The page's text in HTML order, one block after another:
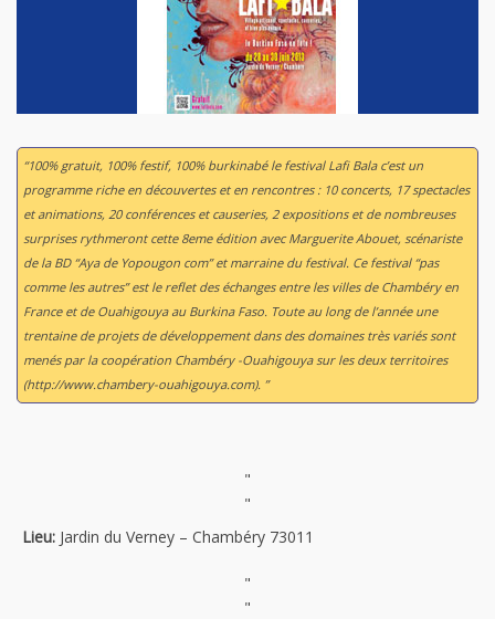
“100% gratuit, 100% festif, 100% burkinabé le festival Lafi Bala c’est un
programme riche en découvertes et en rencontres : 10 concerts, 17 spectacles
et animations, 20 conférences et causeries, 2 expositions et de nombreuses
surprises rythmeront cette 8eme édition avec Marguerite Abouet, scénariste
de la BD “Aya de Yopougon com” et marraine du festival. Ce festival “pas
comme les autres” est le reflet des échanges entre les villes de Chambéry en
France et de Ouahigouya au Burkina Faso. Toute au long de l’année une
trentaine de projets de développement dans des domaines très variés sont
menés par la coopération Chambéry -Ouahigouya sur les deux territoires
(http://www.chambery-ouahigouya.com). ”
"
"
Lieu: Jardin du Verney – Chambéry 73011
"
"